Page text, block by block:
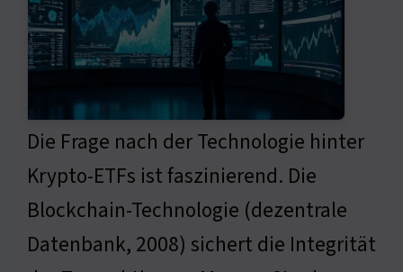
Die Frage nach der Technologie hinter
Krypto-ETFs ist faszinierend. Die
Blockchain-Technologie (dezentrale
Datenbank, 2008) sichert die Integrität